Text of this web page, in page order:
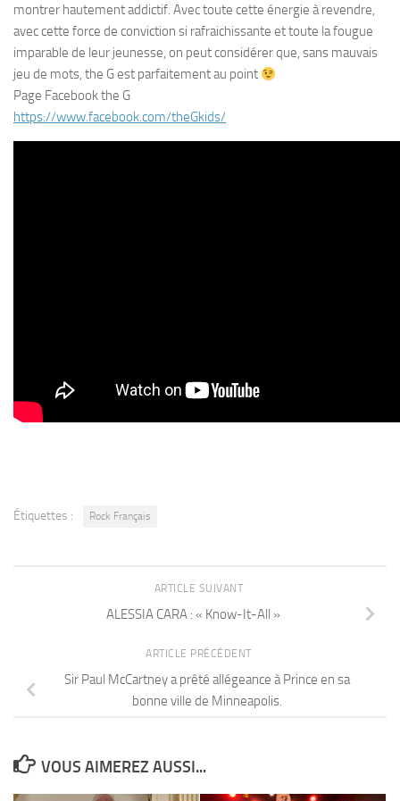
montrer hautement addictif. Avec toute cette énergie à revendre,
avec cette force de conviction si rafraichissante et toute la fougue
imparable de leur jeunesse, on peut considérer que, sans mauvais
jeu de mots, the G est parfaitement au point
Page Facebook the G
https://www.facebook.com/theGkids/
Étiquettes : Rock Français
ARTICLE SUIVANT
ALESSIA CARA : « Know-It-All »
ARTICLE PRÉCÉDENT
Sir Paul McCartney a prêté allégeance à Prince en sa
bonne ville de Minneapolis.
VOUS AIMEREZ AUSSI...